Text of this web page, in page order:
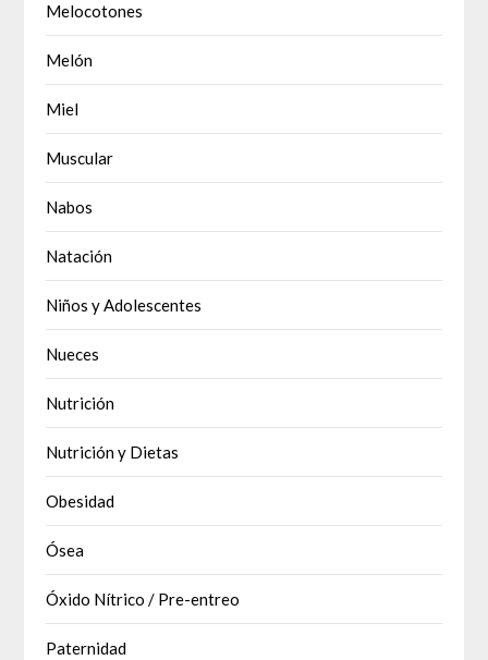
Melocotones
Melón
Miel
Muscular
Nabos
Natación
Niños y Adolescentes
Nueces
Nutrición
Nutrición y Dietas
Obesidad
Ósea
Óxido Nítrico / Pre-entreo
Paternidad